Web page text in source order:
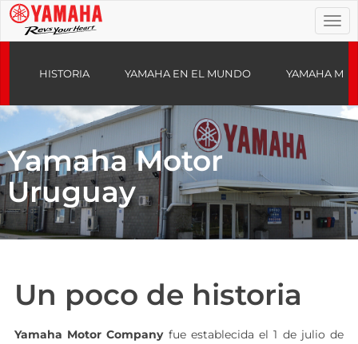
HISTORIA YAMAHA EN EL MUNDO YAMAHA
Yamaha Motor
Uruguay
Un poco de historia
Yamaha Motor Companyfue establecida el 1 de julio de